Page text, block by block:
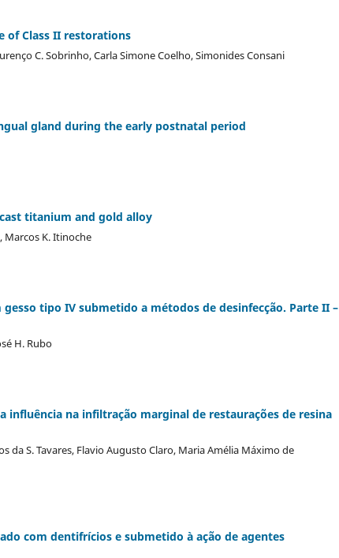
of Class II restorations
C. Sobrinho, Carla Simone Coelho, Simonides Consani
gland during the early postnatal period
titanium and gold alloy
Marcos K. Itinoche
tipo IV submetido a métodos de desinfecção. Parte II –
H. Rubo
influência na infiltração marginal de restaurações de resina
da S. Tavares, Flavio Augusto Claro, Maria Amélia Máximo de
com dentifrícios e submetido à ação de agentes